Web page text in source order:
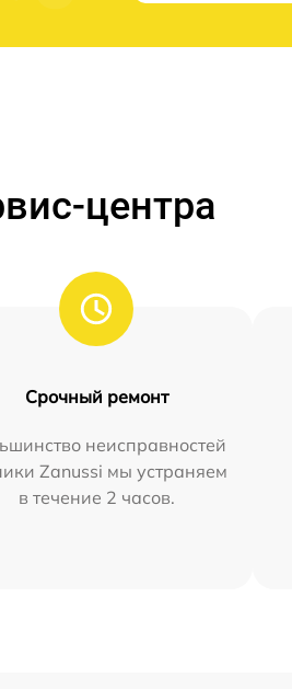
центра
Срочный ремонт
неисправностей
Zanussi мы устраняем
в течение 2 часов.